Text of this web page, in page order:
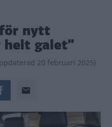
nytt
helt galet”
20 februari 2025)